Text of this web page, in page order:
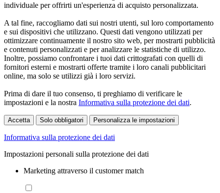
individuale per offrirti un'esperienza di acquisto personalizzata.
A tal fine, raccogliamo dati sui nostri utenti, sul loro comportamento
e sui dispositivi che utilizzano. Questi dati vengono utilizzati per
ottimizzare continuamente il nostro sito web, per mostrarti pubblicità
e contenuti personalizzati e per analizzare le statistiche di utilizzo.
Inoltre, possiamo confrontare i tuoi dati crittografati con quelli di
fornitori esterni e mostrarti offerte tramite i loro canali pubblicitari
online, ma solo se utilizzi già i loro servizi.
Prima di dare il tuo consenso, ti preghiamo di verificare le
impostazioni e la nostra Informativa sulla protezione dei dati.
Accetta Solo obbligatori Personalizza le impostazioni
Informativa sulla protezione dei dati
Impostazioni personali sulla protezione dei dati
Marketing attraverso il customer match